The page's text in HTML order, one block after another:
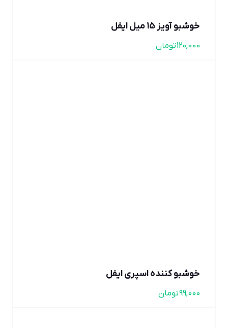
خوشبو آویز 15 میل ایفل
120,000تومان
خوشبو کننده اسپری ایفل
99,000تومان